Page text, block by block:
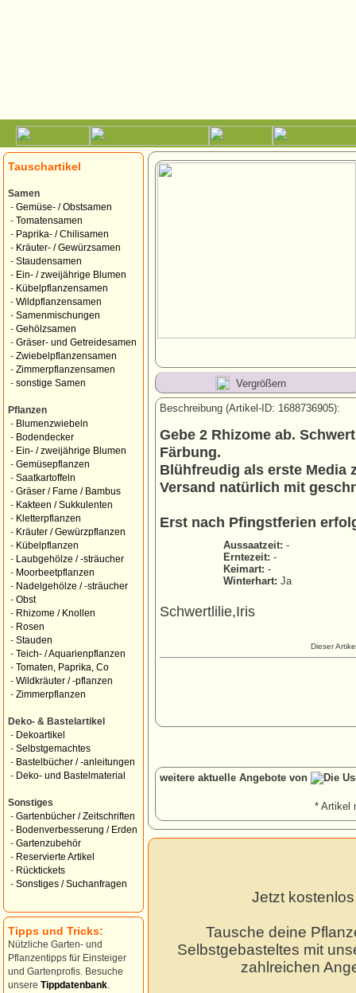
Tauschartikel
Samen
- Gemüse- / Obstsamen
- Tomatensamen
- Paprika- / Chilisamen
- Kräuter- / Gewürzsamen
- Staudensamen
- Ein- / zweijährige Blumen
- Kübelpflanzensamen
- Wildpflanzensamen
- Samenmischungen
- Gehölzsamen
- Gräser- und Getreidesamen
- Zwiebelpflanzensamen
- Zimmerpflanzensamen
- sonstige Samen
Pflanzen
- Blumenzwiebeln
- Bodendecker
- Ein- / zweijährige Blumen
- Gemüsepflanzen
- Saatkartoffeln
- Gräser / Farne / Bambus
- Kakteen / Sukkulenten
- Kletterpflanzen
- Kräuter / Gewürzpflanzen
- Kübelpflanzen
-
Laubgehölze / -sträucher
- Moorbeetpflanzen
- Nadelgehölze / -sträucher
- Obst
- Rhizome / Knollen
- Rosen
- Stauden
- Teich- / Aquarienpflanzen
- Tomaten, Paprika, Co
- Wildkräuter / -pflanzen
- Zimmerpflanzen
Deko- & Bastelartikel
- Dekoartikel
- Selbstgemachtes
- Bastelbücher / -anleitungen
- Deko- und Bastelmaterial
Sonstiges
- Gartenbücher / Zeitschriften
- Bodenverbesserung / Erden
- Gartenzubehör
- Reservierte Artikel
- Rücktickets
- Sonstiges / Suchanfragen
Tipps und Tricks:
Nützliche Garten- und
Pflanzentipps für Einsteiger
und Gartenprofis. Besuche
unsere Tippdatenbank
Vergrößern
Beschreibung (Artikel-ID: 1688736905):
Gebe 2 Rhizome ab.
Färbung.
Blühfreudig als erste Media
Versand natürlich mit
Erst nach Pfingstferien
Aussaatzeit: -
Erntezeit: -
Keimart: -
Winterhart: Ja
Schwertlilie,Iris
Dieser
weitere aktuelle Angebote von
* Artikel
Jetzt
Tausche deine
Selbstgebasteltes mit
zahlreichen